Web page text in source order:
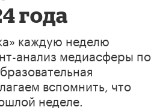
года
каждую неделю
анализ медиасферы по
вспомнить, что
неделе.